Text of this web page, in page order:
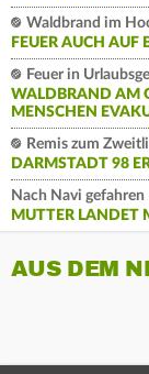
Waldbrand im
FEUER AUCH AUF
Feuer in
WALDBRAND AM
MENSCHEN
Remis zum
DARMSTADT 98
Nach Navi gefahren
MUTTER LANDET
AUS DEM